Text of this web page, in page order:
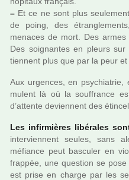
– Et ce ne sont plus
de poing, des
mena­ces de mort. Des
Des soi­gnan­tes en pleurs
tien­nent plus que par la peur et
Aux urgen­ces, en psy­chia­trie,
mu­lent là où la souf­france
d’attente devien­nent des
Les infir­miè­res libé­ra­les
inter­vien­nent seules, sans
méfiance peut bas­cu­ler en
frap­pée, une ques­tion se
est prise en charge par les